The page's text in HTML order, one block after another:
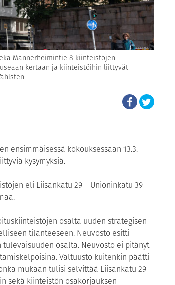
Mannerheimintie 8 kiinteistöjen
kertaan ja kiinteistöihin liittyvät
ensimmäisessä kokouksessaan 13.3.
kysymyksiä.
eli Liisankatu 29 – Unioninkatu 39
osalta uuden strategisen
tilanteeseen. Neuvosto esitti
osalta. Neuvosto ei pitänyt
Valtuusto kuitenkin päätti
mukaan tulisi selvittää Liisankatu 29 -
sekä kiinteistön osakorjauksen